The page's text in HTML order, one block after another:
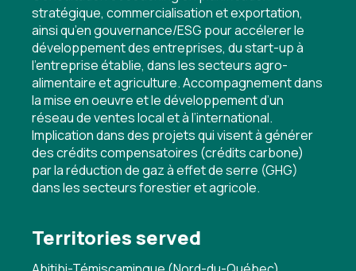
stratégique, commercialisation et exportation,
ainsi qu’en gouvernance/ESG pour accélerer le
développement des entreprises, du start-up à
l’entreprise établie, dans les secteurs agro-
alimentaire et agriculture. Accompagnement dans
la mise en oeuvre et le développement d’un
réseau de ventes local et à l’international.
Implication dans des projets qui visent à générer
des crédits compensatoires (crédits carbone)
par la réduction de gaz à effet de serre (GHG)
dans les secteurs forestier et agricole.
Territories served